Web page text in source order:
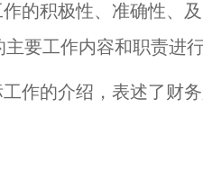
的积极性、准确性、
要工作内容和职责进行
作的介绍，表述了财